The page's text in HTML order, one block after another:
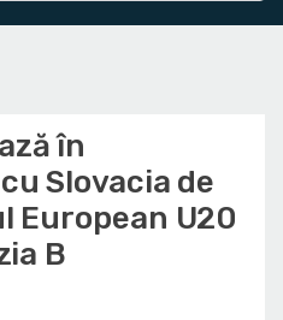
în
Slovacia de
European U20
B